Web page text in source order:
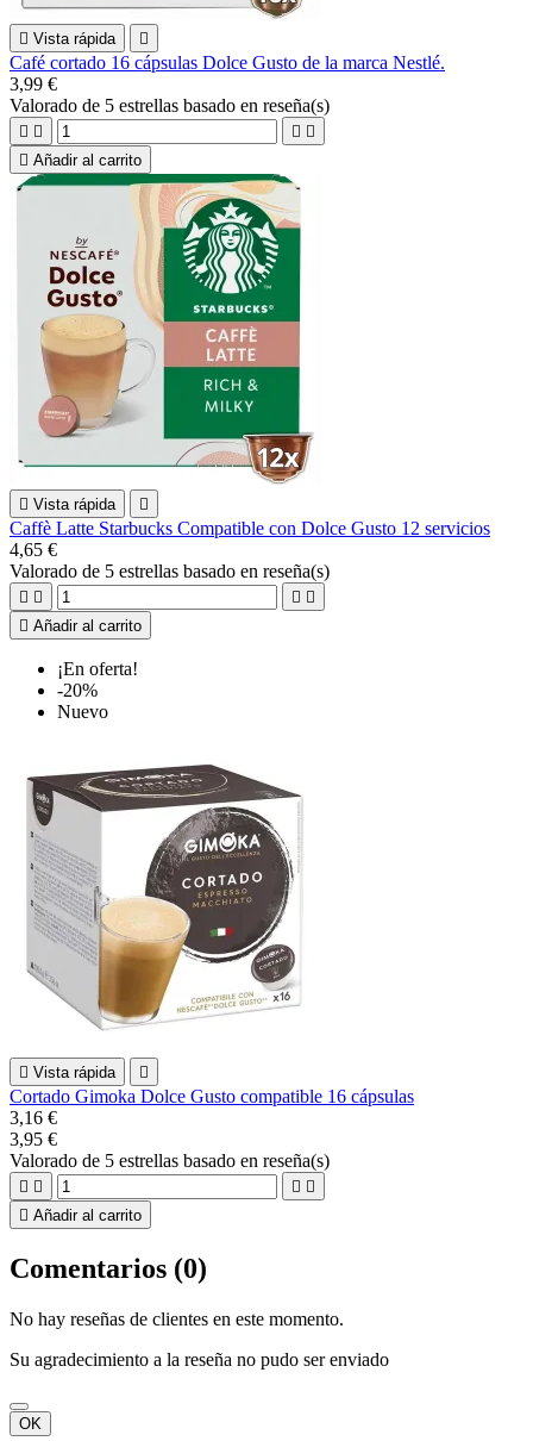
 Vista rápida 
Café cortado 16 cápsulas Dolce Gusto de la marca Nestlé.
3,99 €
Valorado de 5 estrellas basado en reseña(s)
   
 Añadir al carrito
 Vista rápida 
Caffè Latte Starbucks Compatible con Dolce Gusto 12 servicios
4,65 €
Valorado de 5 estrellas basado en reseña(s)
   
 Añadir al carrito
¡En oferta!
-20%
Nuevo
 Vista rápida 
Cortado Gimoka Dolce Gusto compatible 16 cápsulas
3,16 €
3,95 €
Valorado de 5 estrellas basado en reseña(s)
   
 Añadir al carrito
Comentarios (0)
No hay reseñas de clientes en este momento.
Su agradecimiento a la reseña no pudo ser enviado
OK